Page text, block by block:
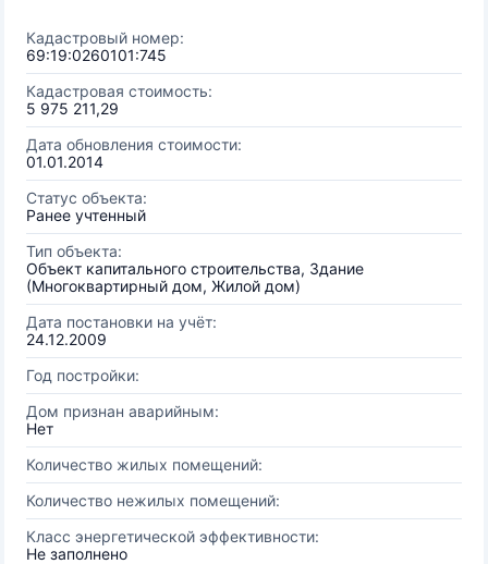
Кадастровый номер:
69:19:0260101:745
Кадастровая стоимость:
5 975 211,29
Дата обновления стоимости:
01.01.2014
Статус объекта:
Ранее учтенный
Тип объекта:
Объект капитального строительства, Здание
(Многоквартирный дом, Жилой дом)
Дата постановки на учёт:
24.12.2009
Год постройки:
Дом признан аварийным:
Нет
Количество жилых помещений:
Количество нежилых помещений:
Класс энергетической эффективности:
Не заполнено